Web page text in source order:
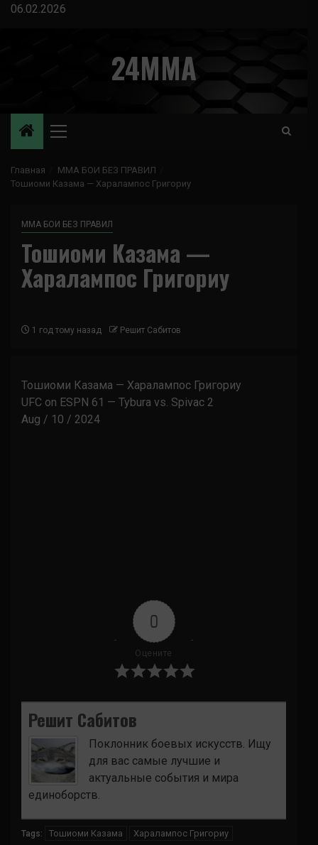
Перейти
06.02.2026
24MMA
Основное
Главная
ММА БОИ БЕЗ ПРАВИЛ
Тошиоми Казама — Харалампос Григориу
ММА БОИ БЕЗ ПРАВИЛ
Тошиоми Казама —
Харалампос Григориу
1 год тому назад Решит Сабитов
Тошиоми Казама — Харалампос Григориу
UFC on ESPN 61 — Tybura vs. Spivac 2
Aug / 10 / 2024
0
Оцените
Решит Сабитов
Поклонник боевых искусств. Ищу
для вас самые лучшие и
актуальные события и мира
единоборств.
Tags: Тошиоми Казама Харалампос Григориу